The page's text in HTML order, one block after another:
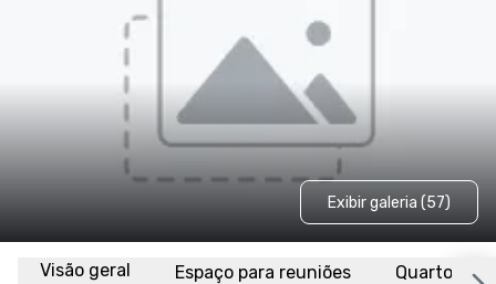
Exibir galeria (57)
Visão geral Espaço para reuniões Quartos